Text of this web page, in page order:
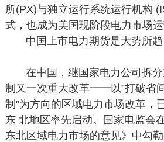
所(PX)与独立运行系统运行机构
式，也成为美国现阶段电力市场运
中国上市电力期货是大势所趋
在中国，继国家电力公司拆
制又一次重大改革━━以”打破省
制”为方向的区域电力市场改革，
东 北地区率先启动。国家电监会
东北区域电力市场的意见》中勾